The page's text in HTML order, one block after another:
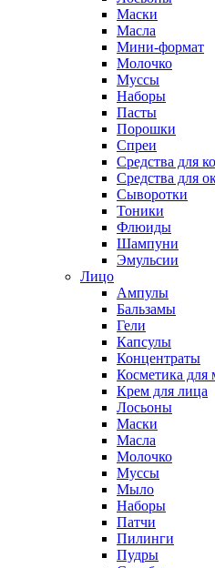
Маски
Масла
Мини-формат
Молочко
Муссы
Наборы
Пасты
Порошки
Спреи
Средства для
Средства для
Сыворотки
Тоники
Флюиды
Шампуни
Эмульсии
Лицо
Ампулы
Бальзамы
Гели
Капсулы
Концентраты
Косметика для
Крем для лица
Лосьоны
Маски
Масла
Молочко
Муссы
Мыло
Наборы
Патчи
Пилинги
Пудры